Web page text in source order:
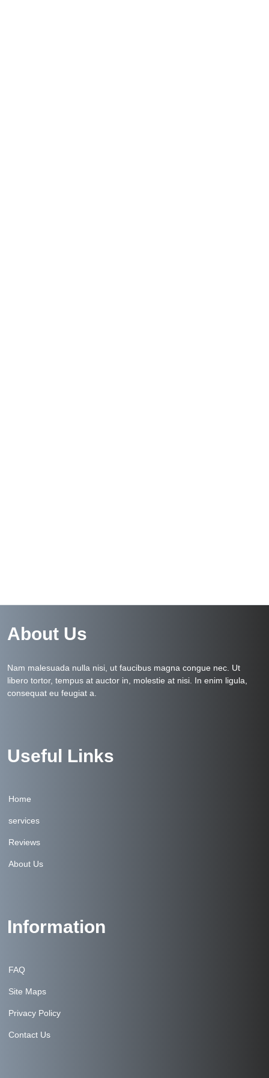
About Us
Nam malesuada nulla nisi, ut faucibus magna congue nec. Ut
libero tortor, tempus at auctor in, molestie at nisi. In enim ligula,
consequat eu feugiat a.
Useful Links
Home
services
Reviews
About Us
Information
FAQ
Site Maps
Privacy Policy
Contact Us